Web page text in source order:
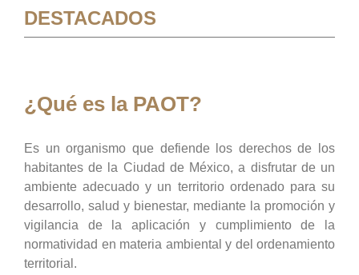
DESTACADOS
¿Qué es la PAOT?
Es un organismo que defiende los derechos de los
habitantes de la Ciudad de México, a disfrutar de un
ambiente adecuado y un territorio ordenado para su
desarrollo, salud y bienestar, mediante la promoción y
vigilancia de la aplicación y cumplimiento de la
normatividad en materia ambiental y del ordenamiento
territorial.